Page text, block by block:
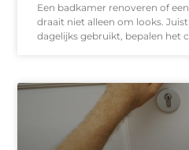
Een badkamer renoveren of
draait niet alleen om looks.
dagelijks gebruikt, bepalen het